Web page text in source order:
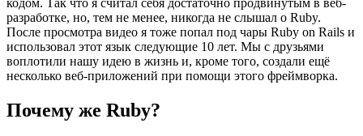
разработке, но, тем не менее, никогда не слышал о Ruby.
После просмотра видео я тоже попал под чары Ruby on Rails и
использовал этот язык следующие 10 лет. Мы с друзьями
воплотили нашу идею в жизнь и, кроме того, создали ещё
несколько веб-приложений при помощи этого фреймворка.
Почему же Ruby?